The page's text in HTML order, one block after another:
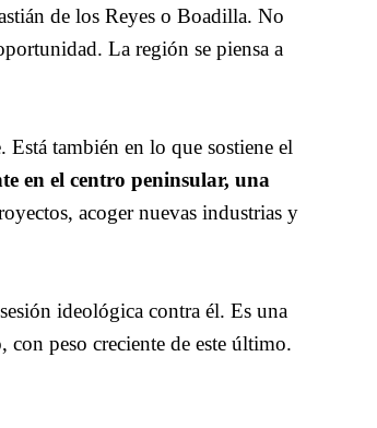
de los Reyes o Boadilla. No
La región se piensa a
también en lo que sostiene el
en el centro peninsular, una
acoger nuevas industrias y
ideológica contra él. Es una
, con peso creciente de este último.